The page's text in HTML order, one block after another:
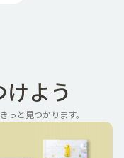
よう
っと見つかります。